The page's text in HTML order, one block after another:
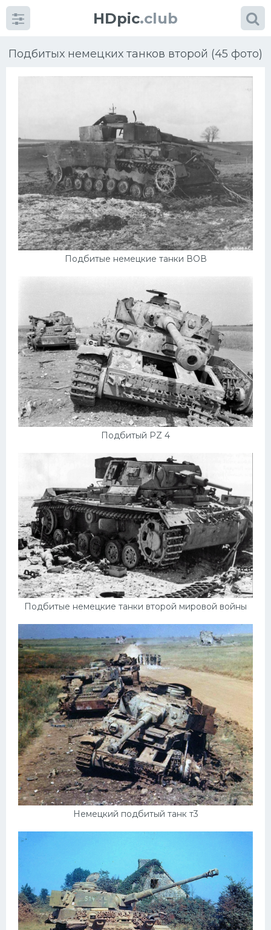
HDpic.club
Подбитых немецких танков второй (45 фото)
Подбитые немецкие танки ВОВ
Подбитый PZ 4
Подбитые немецкие танки второй мировой войны
Немецкий подбитый танк т3
Категории
Разное
Автомобили
Красивые фото машин
УРАЛ
Ауди
Гараж
Русские авто
Вольво
БМВ
МАЗ
Фольксваген
Лексус
Дэу
Скания
Форд
Черри
Хавал
Кавасаки
Инфинити
ЛУАЗ
Фиат
Ситроен
Субару
Опель
Подводные лодки
Митсубиси
Киа
Крайслер
Порше